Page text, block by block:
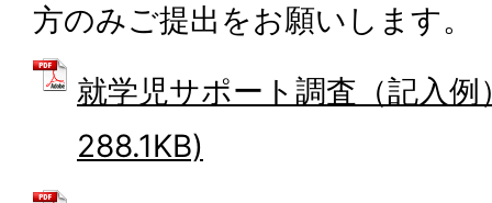
方のみご提出をお願いします。
就学児サポート調査（記入
288.1KB)